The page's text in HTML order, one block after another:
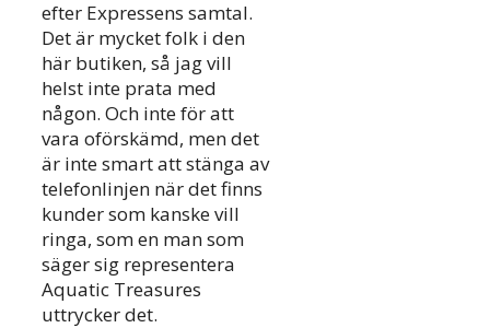
efter Expressens samtal.
Det är mycket folk i den
här butiken, så jag vill
helst inte prata med
någon. Och inte för att
vara oförskämd, men det
är inte smart att stänga av
telefonlinjen när det finns
kunder som kanske vill
ringa, som en man som
säger sig representera
Aquatic Treasures
uttrycker det.